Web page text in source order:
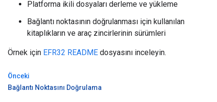
Platforma ikili dosyaları derleme ve yükleme
Bağlantı noktasının doğrulanması için kullanılan
kitaplıkların ve araç zincirlerinin sürümleri
Örnek için EFR32 README dosyasını inceleyin.
Önceki
Bağlantı Noktasını Doğrulama